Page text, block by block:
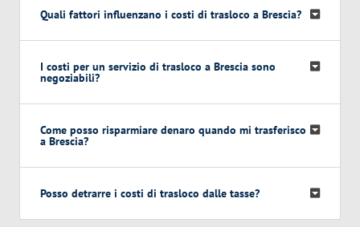
Quali fattori influenzano i costi di trasloco a Brescia?
I costi per un servizio di trasloco a Brescia sono
negoziabili?
Come posso risparmiare denaro quando mi trasferisco
a Brescia?
Posso detrarre i costi di trasloco dalle tasse?